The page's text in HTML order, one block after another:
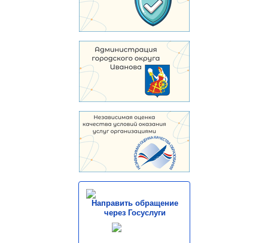
Направить обращение
через Госуслуги